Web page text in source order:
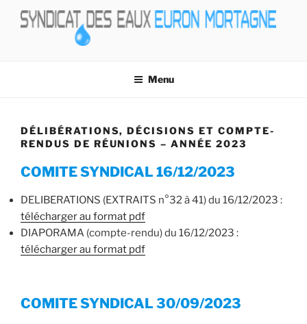
Aller
Menu
DÉLIBÉRATIONS, DÉCISIONS ET COMPTE-
RENDUS DE RÉUNIONS – ANNÉE 2023
COMITE SYNDICAL 16/12/2023
DELIBERATIONS (EXTRAITS n°32 à 41) du 16/12/2023 :
télécharger au format pdf
DIAPORAMA (compte-rendu) du 16/12/2023 :
télécharger au format pdf
COMITE SYNDICAL 30/09/2023